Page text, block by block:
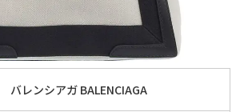
バレンシアガ BALENCIAGA